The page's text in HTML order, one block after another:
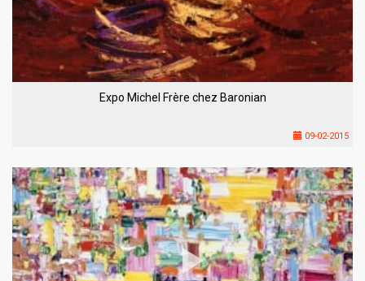
Expo Michel Frère chez Baronian
09-02-2015